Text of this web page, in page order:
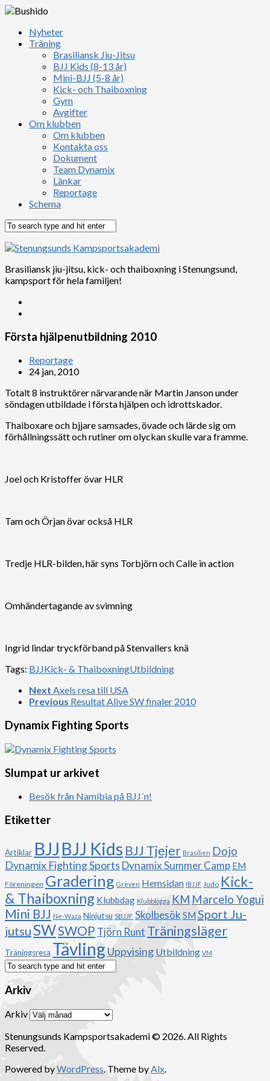
Nyheter
Träning
Brasiliansk Jiu-Jitsu
BJJ Kids (8-13 år)
Mini-BJJ (5-8 år)
Kick- och Thaiboxning
Gym
Avgifter
Om klubben
Om klubben
Kontakta oss
Dokument
Team Dynamix
Länkar
Reportage
Schema
Brasiliansk jiu-jitsu, kick- och thaiboxning i Stenungsund,
kampsport för hela familjen!
Första hjälpenutbildning 2010
Reportage
24 jan, 2010
Totalt 8 instruktörer närvarande när Martin Janson under
söndagen utbildade i första hjälpen och idrottskador.
Thaiboxare och bjjare samsades, övade och lärde sig om
förhållningssätt och rutiner om olyckan skulle vara framme.
Joel och Kristoffer övar HLR
Tam och Örjan övar också HLR
Tredje HLR-bilden, här syns Torbjörn och Calle in action
Omhändertagande av svimning
Ingrid lindar tryckförband på Stenvallers knä
Tags: BJJKick- & ThaiboxningUtbildning
Next Axels resa till USA
Previous Resultat Alive SW finaler 2010
Dynamix Fighting Sports
Slumpat ur arkivet
Besök från Namibia på BJJ´n!
Etiketter
Artiklar BJJ BJJ Kids BJJ Tjejer Brasilien Dojo
Dynamix Fighting Sports Dynamix Summer Camp EM
Föreningen Gradering Greven Hemsidan IBJJF Judo Kick-
& Thaiboxning Klubbdag Klubblogga KM Marcelo Yogui
Mini BJJ Ne-Waza Ninjutsu SBJJF Skolbesök SM Sport Ju-
jutsuSWSWOP Tjörn Runt Träningsläger
Träningsresa TävlingUppvising Utbildning VM
Arkiv
Arkiv
Stenungsunds Kampsportsakademi © 2026. All Rights
Reserved.
Powered byWordPress. Theme byAlx.